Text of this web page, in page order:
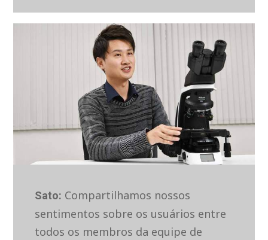
Sato: Compartilhamos nossos
sentimentos sobre os usuários entre
todos os membros da equipe de